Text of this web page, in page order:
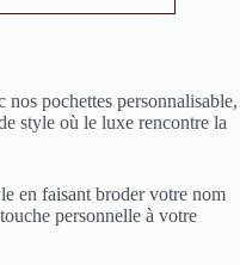
pochettes personnalisable,
style où le luxe rencontre la
en faisant broder votre nom
personnelle à votre